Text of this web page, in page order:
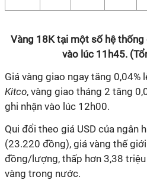
Vàng 18K tại một số hệ
vào lúc 11h45.
Giá vàng giao ngay tăng 0,04%
Kitco, vàng giao tháng 2 tăng
ghi nhận vào lúc 12h00.
Qui đổi theo giá USD của ngân
(23.220 đồng), giá vàng thế
đồng/lượng, thấp hơn 3,38
vàng trong nước.